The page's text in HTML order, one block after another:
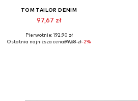
TOM TAILOR DENIM
97,67 zł
Dostępne rozmiary: XS, S, M, L, XL, XXL
Pierwotnie: 192,90 zł
Ostatnia najniższa cena:99,68 zł-2%